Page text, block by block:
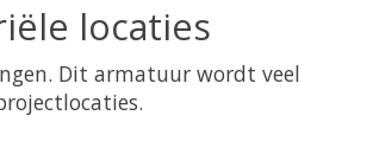
locaties
Dit armatuur wordt veel